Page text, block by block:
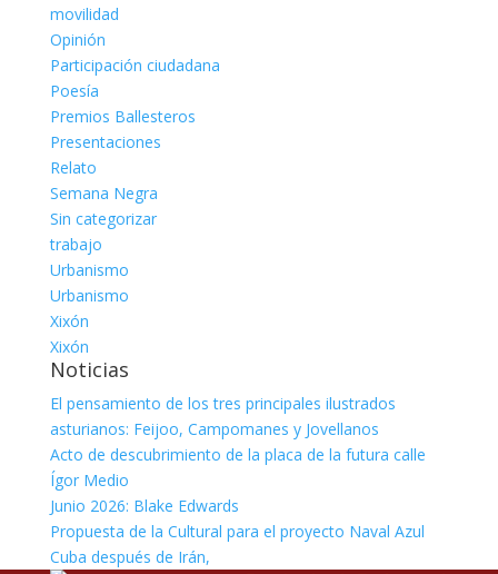
movilidad
Opinión
Participación ciudadana
Poesía
Premios Ballesteros
Presentaciones
Relato
Semana Negra
Sin categorizar
trabajo
Urbanismo
Urbanismo
Xixón
Xixón
Noticias
El pensamiento de los tres principales ilustrados
asturianos: Feijoo, Campomanes y Jovellanos
Acto de descubrimiento de la placa de la futura calle
Ígor Medio
Junio 2026: Blake Edwards
Propuesta de la Cultural para el proyecto Naval Azul
Cuba después de Irán,